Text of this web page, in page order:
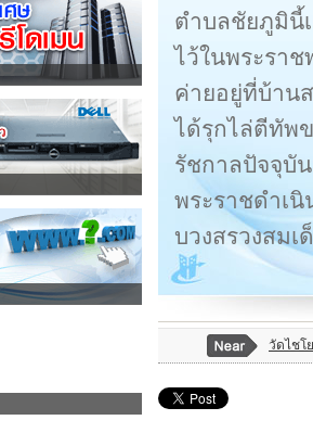
ตำบลชัยภูมินี้
ไว้ในพระราช
ค่ายอยู่ที่บ้าน
ได้รุกไล่ตีทัพ
รัชกาลปัจจุบั
พระราชดำเ
บวงสรวงสมเ
วัดไชโ